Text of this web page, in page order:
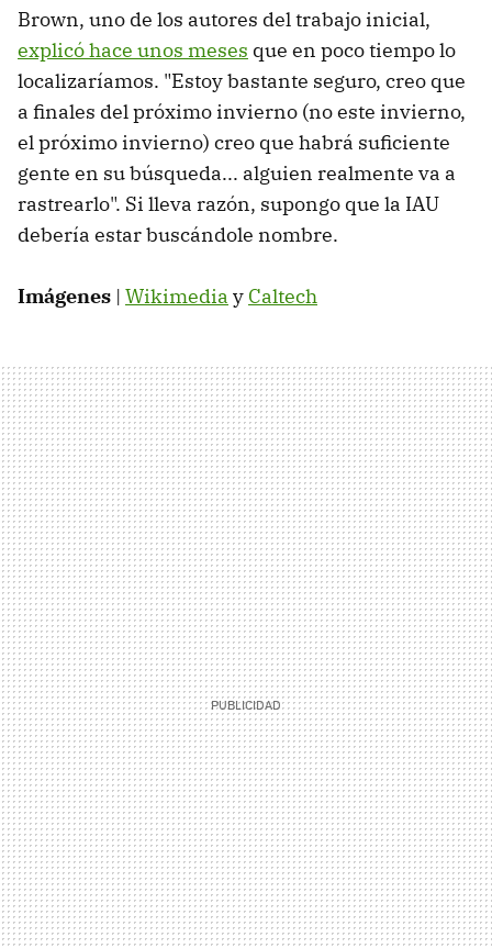
Brown, uno de los autores del trabajo inicial,
explicó hace unos meses que en poco tiempo lo
localizaríamos. "Estoy bastante seguro, creo que
a finales del próximo invierno (no este invierno,
el próximo invierno) creo que habrá suficiente
gente en su búsqueda... alguien realmente va a
rastrearlo". Si lleva razón, supongo que la IAU
debería estar buscándole nombre.
Imágenes | Wikimedia y Caltech